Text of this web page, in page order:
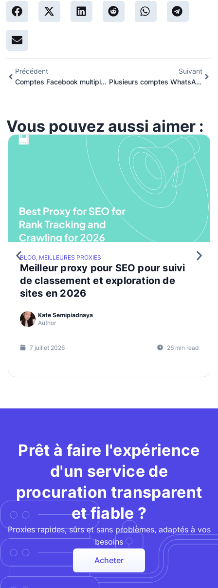
Précédent
Comptes Facebook multiples : Comment créer et gérer un deuxième compte Facebook
Suivant
Plusieurs comptes WhatsApp : Pouvez-vous avoir plusieurs comptes WhatsApp sur un même appareil ?
Vous pouvez aussi aimer :
BLOG, MEILLEURES PROXIES
Meilleur proxy pour SEO pour suivi
de classement et exploration de
sites en 2026
Author
Kate Semipiadnaya
7 juillet 2026 26 min read
Prêt à faire l'expérience
d'un service de
procuration transparent
et fiable ?
Proxies rapides, sûrs et sans problèmes, adaptés à vos
besoins
Acheter